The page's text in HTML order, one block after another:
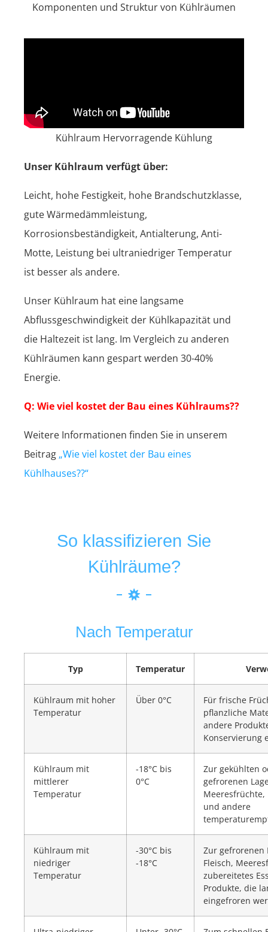
Komponenten und Struktur von Kühlräumen
Kühlraum Hervorragende Kühlung
Unser Kühlraum verfügt über:
Leicht, hohe Festigkeit, hohe Brandschutzklasse,
gute Wärmedämmleistung,
Korrosionsbeständigkeit, Antialterung, Anti-
Motte, Leistung bei ultraniedriger Temperatur
ist besser als andere.
Unser Kühlraum hat eine langsame
Abflussgeschwindigkeit der Kühlkapazität und
die Haltezeit ist lang. Im Vergleich zu anderen
Kühlräumen kann gespart werden 30-40%
Energie.
Q: Wie viel kostet der Bau eines Kühlraums??
Weitere Informationen finden Sie in unserem
Beitrag „Wie viel kostet der Bau eines
Kühlhauses??“
So klassifizieren Sie
Kühlräume?
Nach Temperatur
Typ Temperatur
Kühlraum mit hoher
Temperatur
Über 0°C
Für frische
pflanzliche
andere
Konservierung
Kühlraum mit
mittlerer
Temperatur
-18°C bis
0°C
Zur gekühlten
gefrorenen
und andere
Kühlraum mit
niedriger
Temperatur
-30°C bis
-18°C
Zur gefrorenen
Fleisch,
zubereitetes
Produkte, die
eingefroren